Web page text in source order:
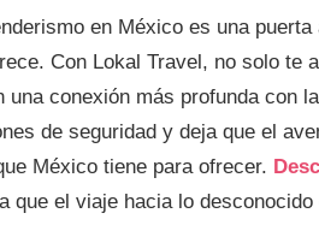
en México es una
Con Lokal Travel, no solo te
una conexión más profunda con
de seguridad y deja que el
México tiene para ofrecer.
que el viaje hacia lo